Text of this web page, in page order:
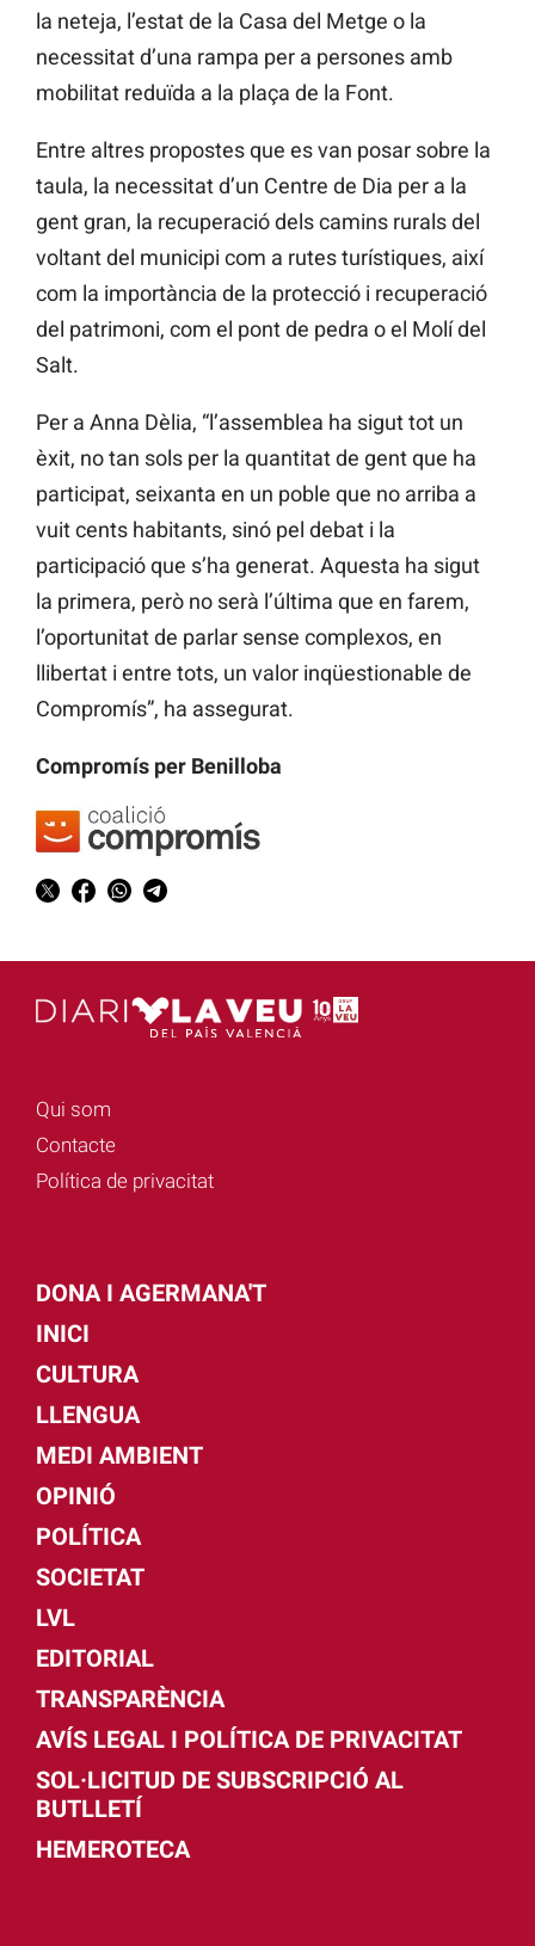
la neteja, l’estat de la Casa del Metge o la
necessitat d’una rampa per a persones amb
mobilitat reduïda a la plaça de la Font.
Entre altres propostes que es van posar sobre la
taula, la necessitat d’un Centre de Dia per a la
gent gran, la recuperació dels camins rurals del
voltant del municipi com a rutes turístiques, així
com la importància de la protecció i recuperació
del patrimoni, com el pont de pedra o el Molí del
Salt.
Per a Anna Dèlia, “l’assemblea ha sigut tot un
èxit, no tan sols per la quantitat de gent que ha
participat, seixanta en un poble que no arriba a
vuit cents habitants, sinó pel debat i la
participació que s’ha generat. Aquesta ha sigut
la primera, però no serà l’última que en farem,
l’oportunitat de parlar sense complexos, en
llibertat i entre tots, un valor inqüestionable de
Compromís”, ha assegurat.
Compromís per Benilloba
Qui som
Contacte
Política de privacitat
DONA I AGERMANA'T
INICI
CULTURA
LLENGUA
MEDI AMBIENT
OPINIÓ
POLÍTICA
SOCIETAT
LVL
EDITORIAL
TRANSPARÈNCIA
AVÍS LEGAL I POLÍTICA DE PRIVACITAT
SOL·LICITUD DE SUBSCRIPCIÓ AL
BUTLLETÍ
HEMEROTECA